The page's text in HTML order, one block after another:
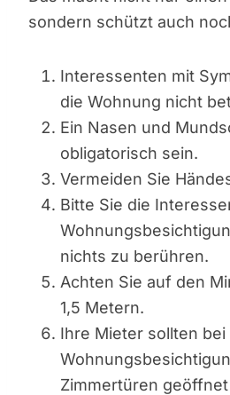
sondern schützt auch
Interessenten mit
die Wohnung nicht
Ein Nasen und
obligatorisch sein.
Vermeiden Sie
Bitte Sie die
nichts zu berühren.
Achten Sie auf den
1,5 Metern.
Ihre Mieter sollten bei
Zimmertüren